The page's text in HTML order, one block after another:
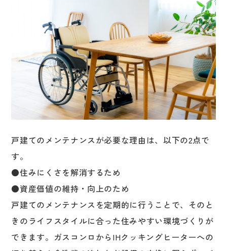
戸建てのメンテナンスが必要な理由は、以下の2点で
す。
●住みにくさを解消するため
●資産価値の維持・向上のため
戸建てのメンテナンスを定期的に行うことで、そのと
きのライフスタイルに合った住みやすい環境づくりが
できます。ガスコンロからIHクッキングヒーターへの